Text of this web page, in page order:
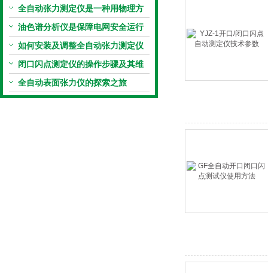
全自动张力测定仪是一种用物理方
法代替化学方法
油色谱分析仪是保障电网安全运行
的有效手段
如何安装及调整全自动张力测定仪
闭口闪点测定仪的操作步骤及其维
护注意事项说明
全自动表面张力仪的探索之旅